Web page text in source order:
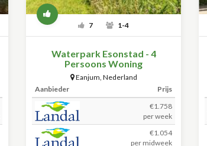
7 1-4
Waterpark Esonstad - 4
Persoons Woning
Eanjum, Nederland
Aanbieder
Prijs
€1.758
per week
€1.054
per midweek